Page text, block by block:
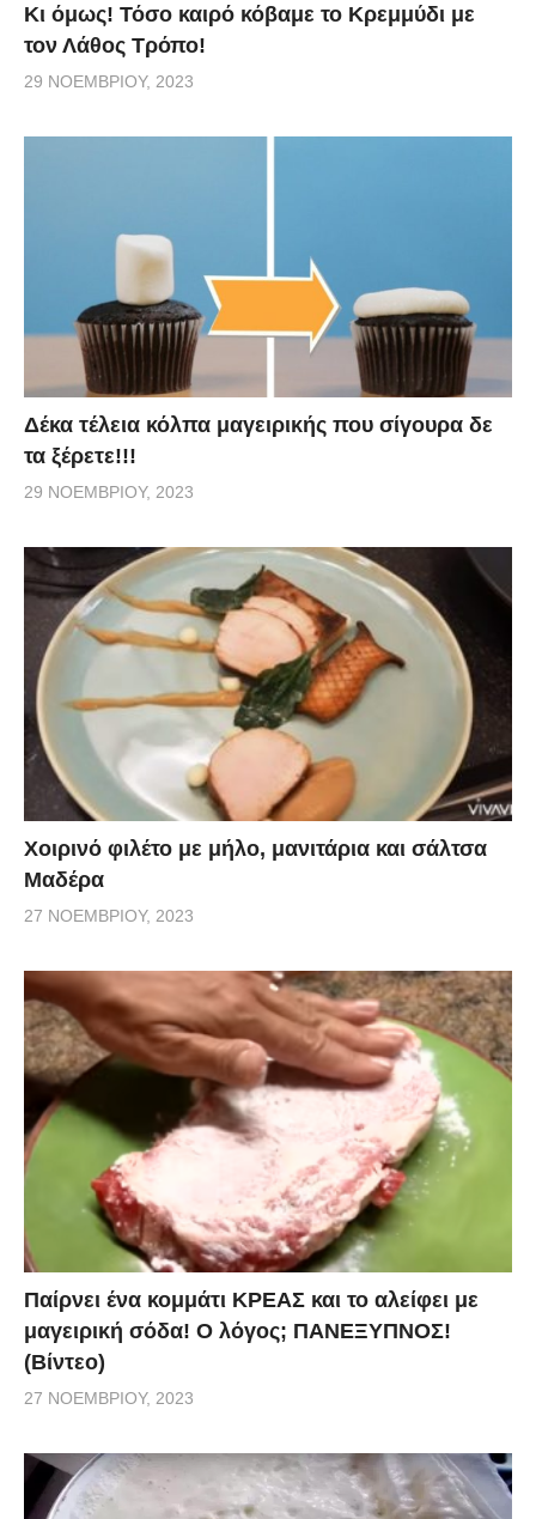
Κι όμως! Τόσο καιρό κόβαμε το Κρεμμύδι με
τον Λάθος Τρόπο!
29 ΝΟΕΜΒΡΊΟΥ, 2023
Δέκα τέλεια κόλπα μαγειρικής που σίγουρα δε
τα ξέρετε!!!
29 ΝΟΕΜΒΡΊΟΥ, 2023
Χοιρινό φιλέτο με μήλο, μανιτάρια και σάλτσα
Μαδέρα
27 ΝΟΕΜΒΡΊΟΥ, 2023
Παίρνει ένα κομμάτι ΚΡΕΑΣ και το αλείφει με
μαγειρική σόδα! Ο λόγος; ΠΑΝΕΞΥΠΝΟΣ!
(Βίντεο)
27 ΝΟΕΜΒΡΊΟΥ, 2023